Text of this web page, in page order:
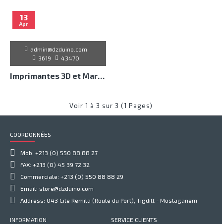
13
Apr
admin@dzduino.com
3619
43470
Imprimantes 3D et Marlin
Voir 1 à 3 sur 3 (1 Pages)
COORDONNÉES
Mob: +213 (0) 550 88 88 27
FAX: +213 (0) 45 39 72 32
Commerciale: +213 (0) 550 88 88 29
Email: store@dzduino.com
Address: 043 Cite Remila (Route du Port), Tigditt - Mostaganem
INFORMATION SERVICE CLIENTS